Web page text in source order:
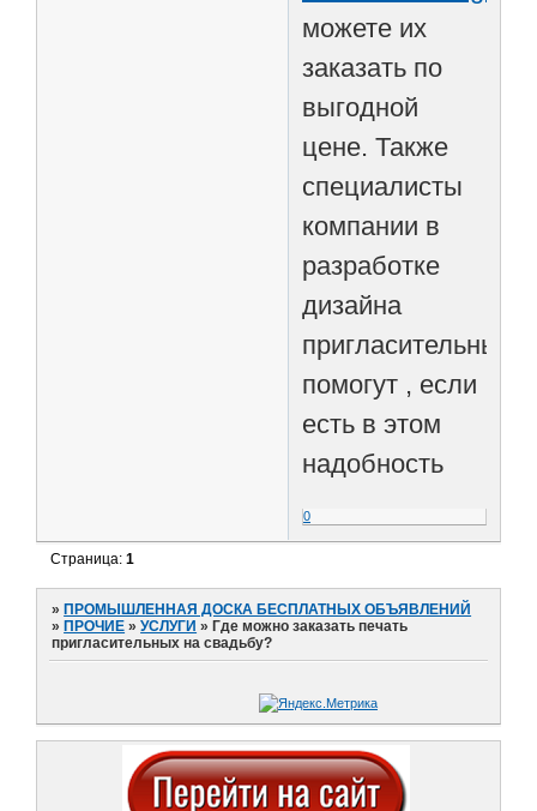
можете их
заказать по
выгодной
цене. Также
специалисты
компании в
разработке
дизайна
пригласительных
помогут , если
есть в этом
надобность
0
Страница:1
»ПРОМЫШЛЕННАЯ ДОСКА БЕСПЛАТНЫХ ОБЪЯВЛЕНИЙ
»ПРОЧИЕ »УСЛУГИ »Где можно заказать печать
пригласительных на свадьбу?